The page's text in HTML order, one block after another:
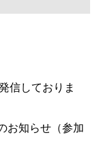
信しておりま
お知らせ（参加